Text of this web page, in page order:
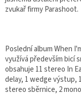
zvukař firmy Parashoot.
Poslední album When
využívá především bicí
obsahuje 11 stereo In
delay, 1 wedge výstup,
stereo sběrnice, 2